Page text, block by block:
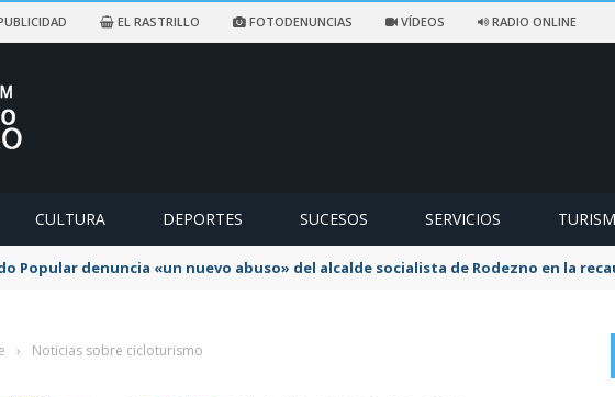
EL RASTRILLO FOTODENUNCIAS VÍDEOS RADIO ONLINE
CULTURA DEPORTES SUCESOS SERVICIOS
Popular denuncia «un nuevo abuso» del alcalde socialista de Rodezno en la
› Noticias sobre cicloturismo